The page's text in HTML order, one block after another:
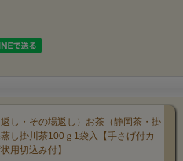
し・その場返し）お茶（静岡茶・掛
し掛川茶100ｇ1袋入【手さげ付カ
用切込み付】